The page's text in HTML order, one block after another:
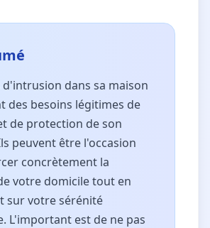
d'intrusion dans sa maison
des besoins légitimes de
de protection de son
peuvent être l'occasion
concrètement la
votre domicile tout en
sur votre sérénité
L'important est de ne pas